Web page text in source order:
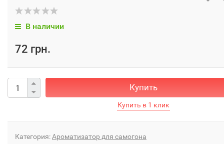
В наличии
72 грн.
Купить
Категория:Ароматизатор для самогона